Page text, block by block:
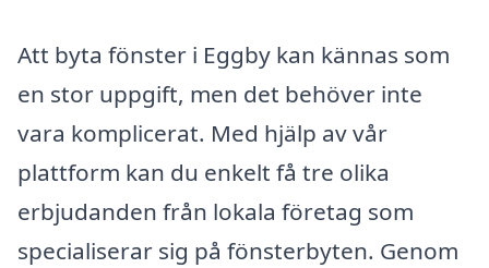
Att byta fönster i Eggby kan kännas som
en stor uppgift, men det behöver inte
vara komplicerat. Med hjälp av vår
plattform kan du enkelt få tre olika
erbjudanden från lokala företag som
specialiserar sig på fönsterbyten. Genom